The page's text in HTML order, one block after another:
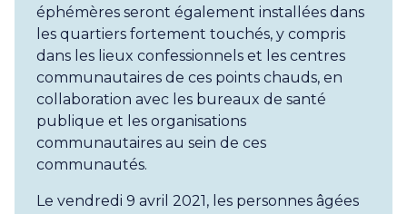
éphémères seront également installées dans
les quartiers fortement touchés, y compris
dans les lieux confessionnels et les centres
communautaires de ces points chauds, en
collaboration avec les bureaux de santé
publique et les organisations
communautaires au sein de ces
communautés.
Le vendredi 9 avril 2021, les personnes âgées